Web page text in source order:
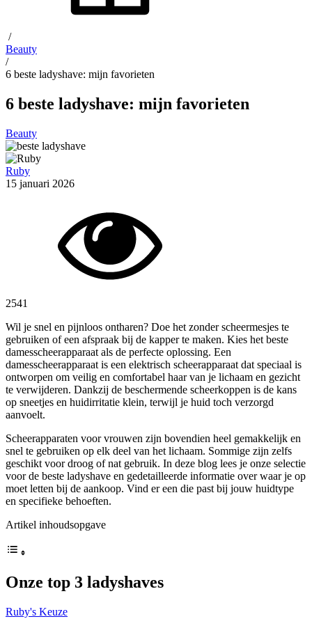
/
Beauty
/
6 beste ladyshave: mijn favorieten
6 beste ladyshave: mijn favorieten
Beauty
Ruby
15 januari 2026
2541
Wil je snel en pijnloos ontharen? Doe het zonder scheermesjes te
gebruiken of een afspraak bij de kapper te maken. Kies het beste
damesscheerapparaat als de perfecte oplossing. Een
damesscheerapparaat is een elektrisch scheerapparaat dat speciaal is
ontworpen om veilig en comfortabel haar van je lichaam en gezicht
te verwijderen. Dankzij de beschermende scheerkoppen is de kans
op sneetjes en huidirritatie klein, terwijl je huid toch verzorgd
aanvoelt.
Scheerapparaten voor vrouwen zijn bovendien heel gemakkelijk en
snel te gebruiken op elk deel van het lichaam. Sommige zijn zelfs
geschikt voor droog of nat gebruik. In deze blog lees je onze selectie
voor de beste ladyshave en gedetailleerde informatie over waar je op
moet letten bij de aankoop. Vind er een die past bij jouw huidtype
en specifieke behoeften.
Artikel inhoudsopgave
Onze top 3 ladyshaves
Ruby's Keuze